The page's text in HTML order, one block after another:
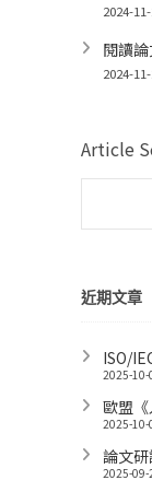
2024-
閱讀
2024-
Article
近期文章
ISO/
2025-10-
歐盟
2025-10-
論文
2025-09-